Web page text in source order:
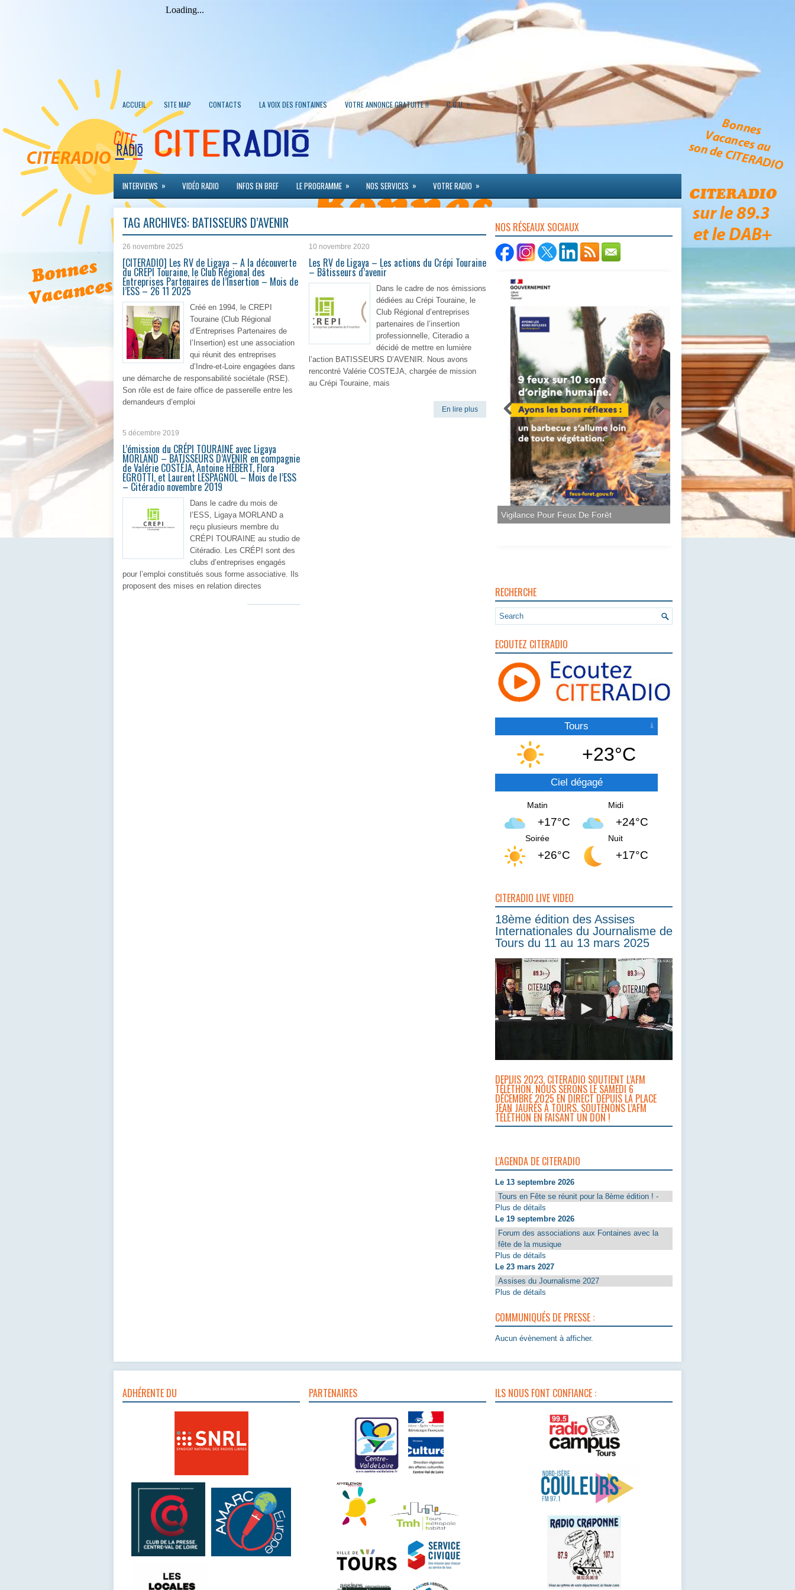
ACCUEIL SITE MAP CONTACTS LA VOIX DES FONTAINES VOTRE ANNONCE GRATUITE !! C.G.U. »
INTERVIEWS » VIDÉO RADIO INFOS EN BREF LE PROGRAMME » NOS SERVICES » VOTRE RADIO »
TAG ARCHIVES: BATISSEURS D’AVENIR
26 novembre 2025
[CITERADIO] Les RV de Ligaya – A la découverte
du CREPI Touraine, le Club Régional des
Entreprises Partenaires de l’Insertion – Mois de
l’ESS – 26 11 2025
Créé en 1994, le CREPI
Touraine (Club Régional
d’Entreprises Partenaires de
l’Insertion) est une association
qui réunit des entreprises
d’Indre-et-Loire engagées dans
une démarche de responsabilité sociétale (RSE).
Son rôle est de faire office de passerelle entre les
demandeurs d’emploi
10 novembre 2020
Les RV de Ligaya – Les actions du Crépi Touraine
– Bâtisseurs d’avenir
Dans le cadre de nos émissions
dédiées au Crépi Touraine, le
Club Régional d’entreprises
partenaires de l’insertion
professionnelle, Citeradio a
décidé de mettre en lumière
l’action BATISSEURS D’AVENIR. Nous avons
rencontré Valérie COSTEJA, chargée de mission
au Crépi Touraine, mais
En lire plus
5 décembre 2019
L’émission du CRÉPI TOURAINE avec Ligaya
MORLAND – BATISSEURS D’AVENIR en compagnie
de Valérie COSTÉJA, Antoine HÉBERT, Flora
EGROTTI, et Laurent LESPAGNOL – Mois de l’ESS
– Citéradio novembre 2019
Dans le cadre du mois de
l’ESS, Ligaya MORLAND a
reçu plusieurs membre du
CRÉPI TOURAINE au studio de
Citéradio. Les CRÉPI sont des
clubs d’entreprises engagés
pour l’emploi constitués sous forme associative. Ils
proposent des mises en relation directes
NOS RÉSEAUX SOCIAUX
Vigilance Pour Feux De Forêt
RECHERCHE
ECOUTEZ CITERADIO
Tours
+23°C
Ciel dégagé
Matin
+17°C
Midi
+24°C
Soirée
+26°C
Nuit
+17°C
CITERADIO LIVE VIDEO
18ème édition des Assises
Internationales du Journalisme de
Tours du 11 au 13 mars 2025
DEPUIS 2023, CITERADIO SOUTIENT L’AFM
TÉLÉTHON. NOUS SERONS LE SAMEDI 6
DÉCEMBRE 2025 EN DIRECT DEPUIS LA PLACE
JEAN JAURÈS À TOURS. SOUTENONS L’AFM
TÉLÉTHON EN FAISANT UN DON !
L'AGENDA DE CITERADIO
Le 13 septembre 2026
Tours en Fête se réunit pour la 8ème édition ! -
Plus de détails
Le 19 septembre 2026
Forum des associations aux Fontaines avec la
fête de la musique
Plus de détails
Le 23 mars 2027
Assises du Journalisme 2027
Plus de détails
COMMUNIQUÉS DE PRESSE :
Aucun évènement à afficher.
ADHÉRENTE DU PARTENAIRES ILS NOUS FONT CONFIANCE :